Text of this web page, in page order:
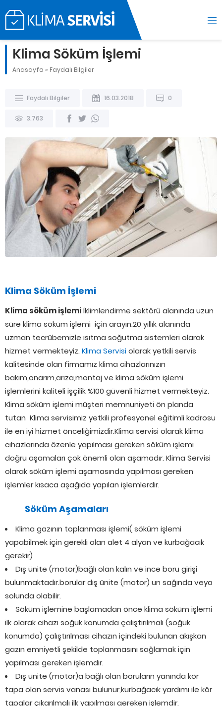
Klima Söküm İşlemi
Anasayfa » Faydalı Bilgiler
Faydalı Bilgiler 16.03.2018 0
3.763
Klima Söküm İşlemi
Klima söküm işlemiİklimlendirme sektörü alanında uzun
süre klima söküm işlemi için arayın.20 yıllık alanında
uzman tecrübemizle ısıtma soğutma sistemleri olarak
hizmet vermekteyiz. Klima Servisiolarak yetkili servis
kalitesinde olan firmamız klima cihazlarınızın
bakım,onarım,arıza,montaj ve klima söküm işlemi
işlemlerini kaliteli işçilik %100 güvenli hizmet vermekteyiz.
Klima söküm işlemi müşteri memnuniyeti ön planda
tutan Klima servisimiz yetkili profesyonel eğitimli kadrosu
ile en iyi hizmet önceliğimizdir.Klima servisi olarak klima
cihazlarında özenle yapılması gereken söküm işlemi
doğru aşamaları çok önemli olan aşamadır. Klima Servisi
olarak söküm işlemi aşamasında yapılması gereken
işlemler kısaca aşağıda yapılan işlemlerdir.
Söküm Aşamaları
Klima gazının toplanması işlemi( söküm işlemi
yapabilmek için gerekli olan alet 4 alyan ve kurbağacık
gerekir)
Dış ünite (motor)bağlı olan kalın ve ince boru girişi
bulunmaktadır.borular dış ünite (motor) un sağında veya
solunda olabilir.
Söküm işlemine başlamadan önce klima söküm işlemi
ilk olarak cihazı soğuk konumda çalıştırılmalı (soğuk
konumda) çalıştırılması cihazın içindeki bulunan akışkan
gazın emniyetli şekilde toplanmasını sağlamak için
yapılması gereken işlemdir.
Dış ünite (motor)a bağlı olan boruların yanında kör
tapa olan servis vanası bulunur,kurbağacık yardımı ile kör
tapalar çıkarılmalı ilk yapılması gereken işlemdir.